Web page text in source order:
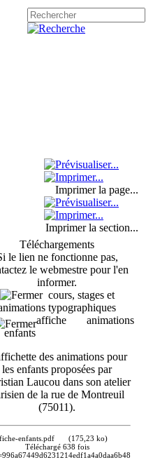
Imprimer la page...
Imprimer la section...
Téléchargements
le lien ne fonctionne pas,
le webmestre pour l'en
informer.
cours, stages et
typographiques
affiche animations
enfants
des animations pour
les enfants proposées par
Laucou dans son atelier
de la rue de Montreuil
(75011).
enfants.pdf
(175,23 ko)
Téléchargé 638 fois